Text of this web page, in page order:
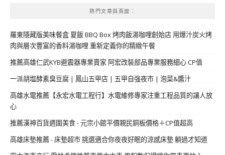
熱門文章與頁面︰
羅東隱藏版美味餐盒 夏飯 BBQ Box 烤肉飯湯咖哩創始店 用爆汁炭火烤
肉與層次豐富的香料湯咖哩 重新定義你的精緻午餐
推薦高雄仁武KYB避震器專業賣家 阿宏改裝部品專業服務細心 CP值
一派胡塩酵素臭豆腐 | 鳳山五甲店 | 五甲自強夜市 | 泡菜&醬汁
高雄水電推薦【永宏水電工程行】水電維修專家注重工程品質的讓人放
心
推薦漢神百貨週圍美食 - 元宗小館平價親民銅板價格＋CP值超高
高雄床墊推薦 - 床墊超市 挑選適合你夜夜好眠的涼感床墊 躺過才知道